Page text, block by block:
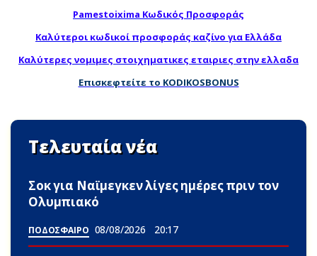
Pamestoixima Κωδικός Προσφοράς
Καλύτεροι κωδικοί προσφοράς καζίνο για Ελλάδα
Καλύτερες νομιμες στοιχηματικες εταιριες στην ελλαδα
Επισκεφτείτε το KODIKOSBONUS
Τελευταία νέα
Σoκ για Ναϊμεγκεν λίγες ημέρες πριν τον
Ολυμπιακό
ΠΟΔΟΣΦΑΙΡΟ 08/08/2026 20:17